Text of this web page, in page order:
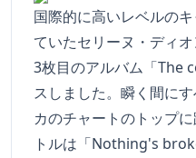
国際的に高いレベルの
ていたセリーヌ・ディ
3枚目のアルバム「The
スしました。瞬く間に
カのチャートのトップ
トルは「Nothing's